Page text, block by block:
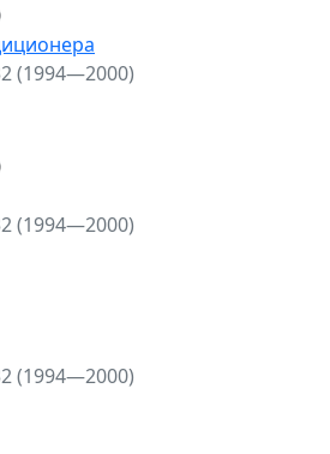
(1994—2000)
(1994—2000)
(1994—2000)